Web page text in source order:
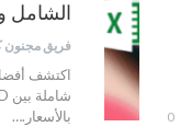
0
الشامل
بالأسعار.…